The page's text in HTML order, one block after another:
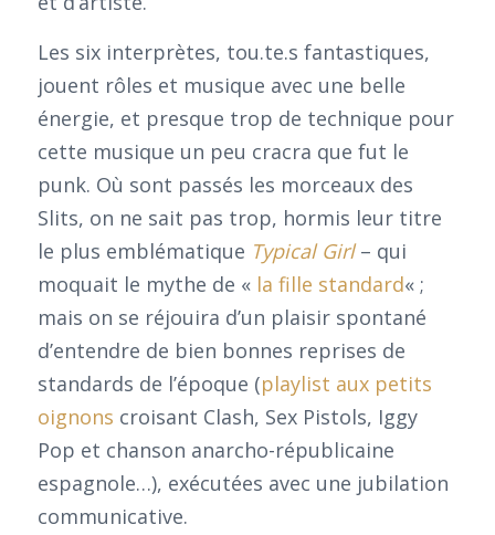
Les six interprètes, tou.te.s fantastiques,
jouent rôles et musique avec une belle
énergie, et presque trop de technique pour
cette musique un peu cracra que fut le
punk. Où sont passés les morceaux des
Slits, on ne sait pas trop, hormis leur titre
le plus emblématique Typical Girl– qui
moquait le mythe de « la fille standard« ;
mais on se réjouira d’un plaisir spontané
d’entendre de bien bonnes reprises de
standards de l’époque (playlist aux petits
oignons croisant Clash, Sex Pistols, Iggy
Pop et chanson anarcho-républicaine
espagnole…), exécutées avec une jubilation
communicative.